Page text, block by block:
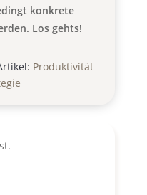
konkrete
Los gehts!
Produktivität